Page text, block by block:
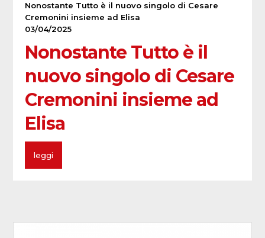
Nonostante Tutto è il nuovo singolo di Cesare
Cremonini insieme ad Elisa
03/04/2025
Nonostante Tutto è il
nuovo singolo di Cesare
Cremonini insieme ad
Elisa
leggi